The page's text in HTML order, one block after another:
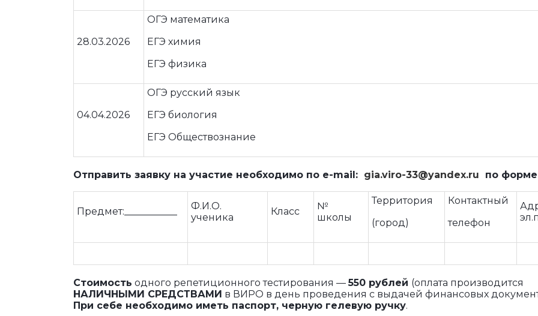
28.03.2026
ОГЭ математика
ЕГЭ химия
ЕГЭ физика
04.04.2026
ОГЭ русский язык
ЕГЭ биология
ЕГЭ Обществознание
Отправить заявку на участие необходимо по e-mail: gia.viro-33@yandex.ru по
Предмет:___________
Ф.И.О.
ученика
Класс
№
школы
Территория
(город)
Контактный
телефон
Стоимость одного репетиционного тестирования —550 рублей (оплата производится
НАЛИЧНЫМИ СРЕДСТВАМИ в ВИРО в день проведения с выдачей финансовых
При себе необходимо иметь паспорт, черную гелевую ручку.